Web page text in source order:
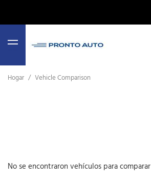
Hogar / Vehicle Comparison
No se encontraron vehículos para comparar